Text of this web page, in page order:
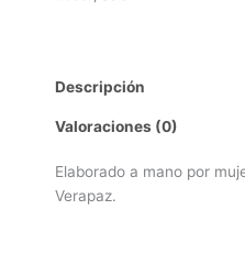
Descripción
Valoraciones (0)
Elaborado a mano por
Verapaz.